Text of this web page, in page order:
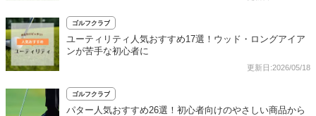
ゴルフクラブ
ユーティリティ人気おすすめ17選！ウッド・ロングアイア
ンが苦手な初心者に
更新日:2026/05/18
ゴルフクラブ
パター人気おすすめ26選！初心者向けのやさしい商品から